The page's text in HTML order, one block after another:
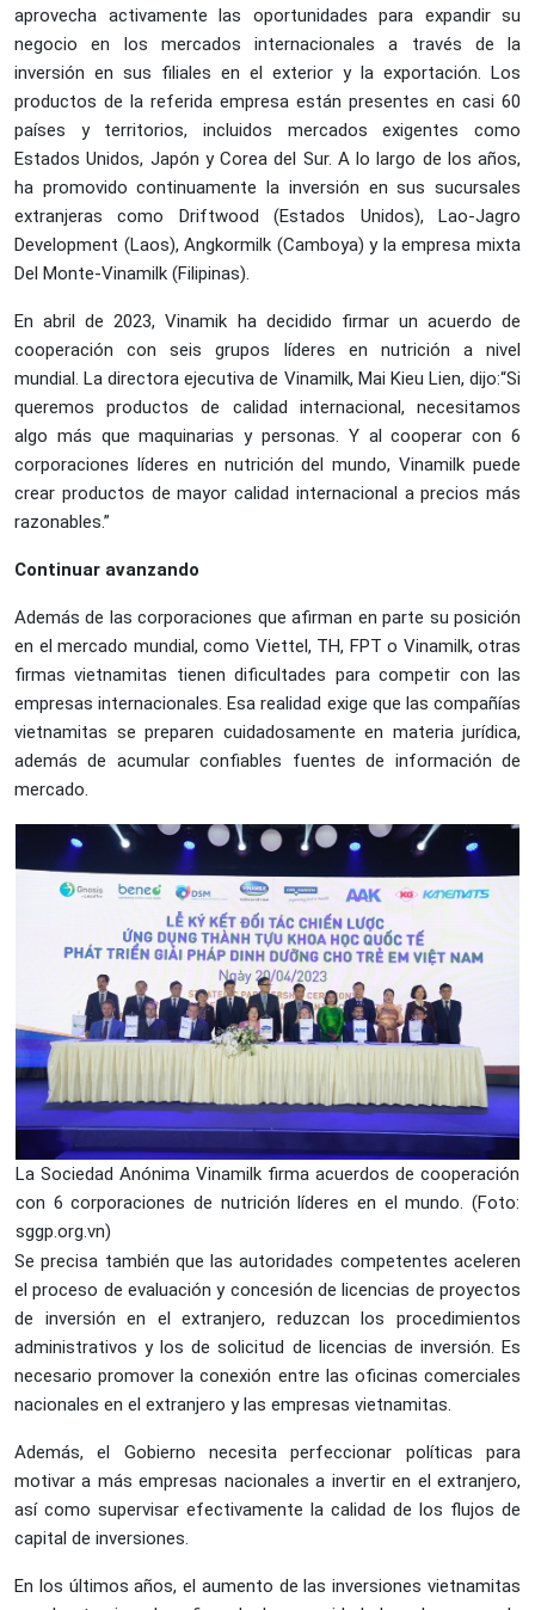
aprovecha activamente las oportunidades para expandir su
negocio en los mercados internacionales a través de la
inversión en sus filiales en el exterior y la exportación. Los
productos de la referida empresa están presentes en casi 60
países y territorios, incluidos mercados exigentes como
Estados Unidos, Japón y Corea del Sur. A lo largo de los años,
ha promovido continuamente la inversión en sus sucursales
extranjeras como Driftwood (Estados Unidos), Lao-Jagro
Development (Laos), Angkormilk (Camboya) y la empresa mixta
Del Monte-Vinamilk (Filipinas).
En abril de 2023, Vinamik ha decidido firmar un acuerdo de
cooperación con seis grupos líderes en nutrición a nivel
mundial. La directora ejecutiva de Vinamilk, Mai Kieu Lien, dijo:“Si
queremos productos de calidad internacional, necesitamos
algo más que maquinarias y personas. Y al cooperar con 6
corporaciones líderes en nutrición del mundo, Vinamilk puede
crear productos de mayor calidad internacional a precios más
razonables.”
Continuar avanzando
Además de las corporaciones que afirman en parte su posición
en el mercado mundial, como Viettel, TH, FPT o Vinamilk, otras
firmas vietnamitas tienen dificultades para competir con las
empresas internacionales. Esa realidad exige que las compañías
vietnamitas se preparen cuidadosamente en materia jurídica,
además de acumular confiables fuentes de información de
mercado.
La Sociedad Anónima Vinamilk firma acuerdos de cooperación
con 6 corporaciones de nutrición líderes en el mundo. (Foto:
sggp.org.vn)
Se precisa también que las autoridades competentes aceleren
el proceso de evaluación y concesión de licencias de proyectos
de inversión en el extranjero, reduzcan los procedimientos
administrativos y los de solicitud de licencias de inversión. Es
necesario promover la conexión entre las oficinas comerciales
nacionales en el extranjero y las empresas vietnamitas.
Además, el Gobierno necesita perfeccionar políticas para
motivar a más empresas nacionales a invertir en el extranjero,
así como supervisar efectivamente la calidad de los flujos de
capital de inversiones.
En los últimos años, el aumento de las inversiones vietnamitas